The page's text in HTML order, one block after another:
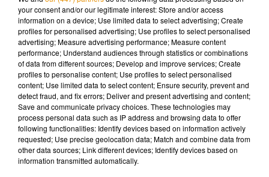
Musique
6 août 2026
Pomme emprunte le décor de l’émission
« Loups Garous » pour son...
your consent and/or our legitimate interest: Store and/or access
information on a device; Use limited data to select advertising; Create
profiles for personalised advertising; Use profiles to select personalised
advertising; Measure advertising performance; Measure content
performance; Understand audiences through statistics or combinations
of data from different sources; Develop and improve services; Create
profiles to personalise content; Use profiles to select personalised
content; Use limited data to select content; Ensure security, prevent and
detect fraud, and fix errors; Deliver and present advertising and content;
Save and communicate privacy choices. These technologies may
process personal data such as IP address and browsing data to offer
following functionalities: Identify devices based on information actively
requested; Use precise geolocation data; Match and combine data from
other data sources; Link different devices; Identify devices based on
information transmitted automatically.